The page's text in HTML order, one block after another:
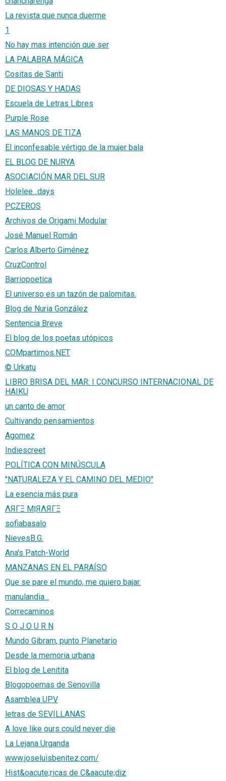
La revista que nunca duerme
1
No hay mas intención que ser
LA PALABRA MÁGICA
Cositas de Santi
DE DIOSAS Y HADAS
Escuela de Letras Libres
Purple Rose
LAS MANOS DE TIZA
El inconfesable vértigo de la mujer bala
EL BLOG DE NURYA
ASOCIACIÓN MAR DEL SUR
Holelee...days
PCZEROS
Archivos de Origami Modular
José Manuel Román
Carlos Alberto Giménez
CruzControl
Barriopoetica
El universo es un tazón de palomitas.
Blog de Nuria González
Sentencia Breve
El blog de los poetas utópicos
COMpartimos.NET
© Urkatu
LIBRO BRISA DEL MAR: I CONCURSO INTERNACIONAL DE
HAIKU
un canto de amor
Cultivando pensamientos
Agomez
Indiescreet
POLÍTICA CON MINÚSCULA
"NATURALEZA Y EL CAMINO DEL MEDIO"
La esencia más pura
ΛЯΓΞ ΜỊЯΛЯΓΞ
sofiabasalo
NievesB.G.
Ana's Patch-World
MANZANAS EN EL PARAÍSO
Que se pare el mundo, me quiero bajar.
manulandia...
Correcaminos
S O J O U R N
Mundo Gibram, punto Planetario
Desde la memoria urbana
El blog de Lenitita
Blogopoemas de Senovilla
Asamblea UPV
letras de SEVILLANAS
A love like ours could never die
La Lejana Urganda
www.joseluisbenitez.com/
Hist&oacute;ricas de C&aacute;diz